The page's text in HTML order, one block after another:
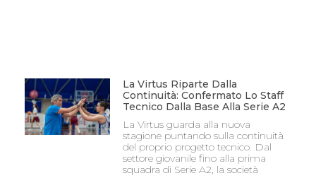
La Virtus Riparte Dalla
Continuità: Confermato Lo Staff
Tecnico Dalla Base Alla Serie A2
La Virtus guarda alla nuova
stagione puntando sulla continuità
del proprio progetto tecnico. Dal
settore giovanile fino alla prima
squadra di Serie A2, la società